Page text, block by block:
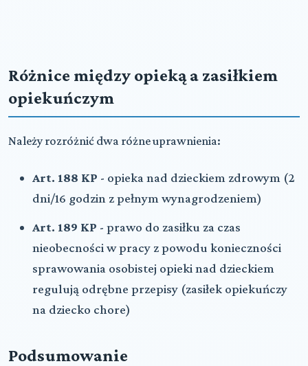
Różnice między opieką a zasiłkiem
opiekuńczym
Należy rozróżnić dwa różne uprawnienia:
Art. 188 KP - opieka nad dzieckiem zdrowym (2
dni/16 godzin z pełnym wynagrodzeniem)
Art. 189 KP - prawo do zasiłku za czas
nieobecności w pracy z powodu konieczności
sprawowania osobistej opieki nad dzieckiem
regulują odrębne przepisy (zasiłek opiekuńczy
na dziecko chore)
Podsumowanie